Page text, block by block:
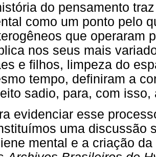
do pensamento
como um ponto pelo
que operaram
nos seus mais
e filhos, limpeza do
tempo, definiram a
sadio, para, com
evidenciar esse
uma discussão
mental e a criação